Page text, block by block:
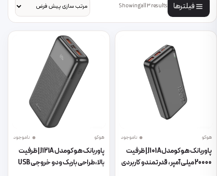
فیلترها Showing all 3 results
هوکو ناموجود
پاوربانک هوکو مدل J101A | ظرفیت
20000 میلی‌آمپر، قدرتمند و کاربردی
هوکو ناموجود
پاوربانک هوکو مدل J121A | ظرفیت
بالا، طراحی باریک و دو خروجی USB